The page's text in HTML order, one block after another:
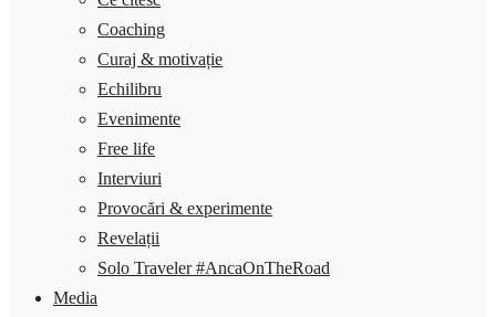
Coaching
Curaj & motivație
Echilibru
Evenimente
Free life
Interviuri
Provocări & experimente
Revelații
Solo Traveler #AncaOnTheRoad
Media